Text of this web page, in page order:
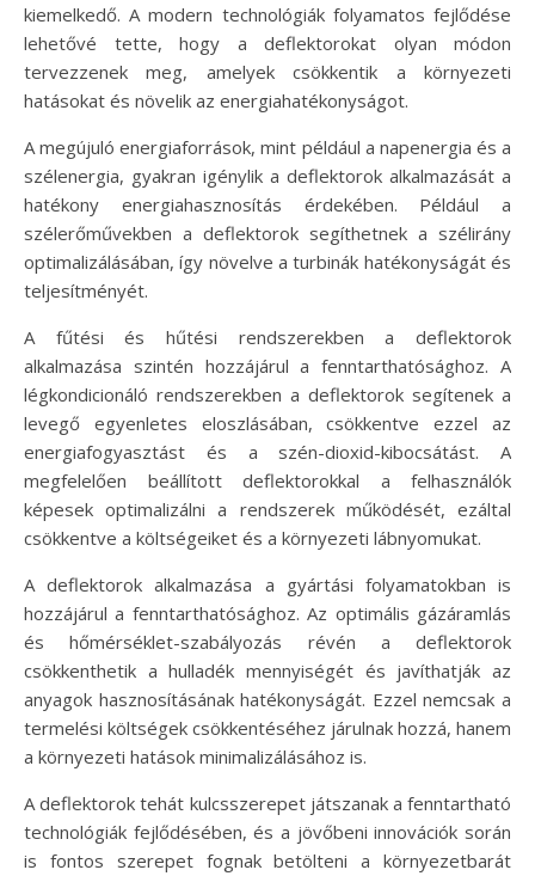
kiemelkedő. A modern technológiák folyamatos fejlődése
lehetővé tette, hogy a deflektorokat olyan módon
tervezzenek meg, amelyek csökkentik a környezeti
hatásokat és növelik az energiahatékonyságot.
A megújuló energiaforrások, mint például a napenergia és a
szélenergia, gyakran igénylik a deflektorok alkalmazását a
hatékony energiahasznosítás érdekében. Például a
szélerőművekben a deflektorok segíthetnek a szélirány
optimalizálásában, így növelve a turbinák hatékonyságát és
teljesítményét.
A fűtési és hűtési rendszerekben a deflektorok
alkalmazása szintén hozzájárul a fenntarthatósághoz. A
légkondicionáló rendszerekben a deflektorok segítenek a
levegő egyenletes eloszlásában, csökkentve ezzel az
energiafogyasztást és a szén-dioxid-kibocsátást. A
megfelelően beállított deflektorokkal a felhasználók
képesek optimalizálni a rendszerek működését, ezáltal
csökkentve a költségeiket és a környezeti lábnyomukat.
A deflektorok alkalmazása a gyártási folyamatokban is
hozzájárul a fenntarthatósághoz. Az optimális gázáramlás
és hőmérséklet-szabályozás révén a deflektorok
csökkenthetik a hulladék mennyiségét és javíthatják az
anyagok hasznosításának hatékonyságát. Ezzel nemcsak a
termelési költségek csökkentéséhez járulnak hozzá, hanem
a környezeti hatások minimalizálásához is.
A deflektorok tehát kulcsszerepet játszanak a fenntartható
technológiák fejlődésében, és a jövőbeni innovációk során
is fontos szerepet fognak betölteni a környezetbarát